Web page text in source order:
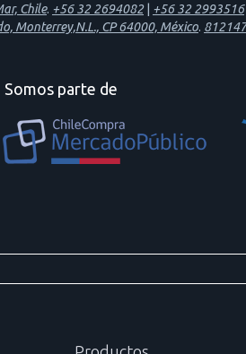
Chile. +56 32 2694082| +56 32 2993516|
Monterrey,N.L., CP 64000, México.
Somos parte de